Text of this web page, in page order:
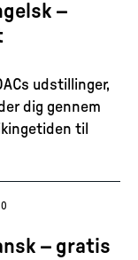
–
udstillinger,
dig gennem
til
– gratis